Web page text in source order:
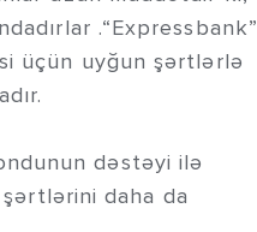
.“Expressbank”
üçün uyğun şərtlərlə
dəstəyi ilə
daha da